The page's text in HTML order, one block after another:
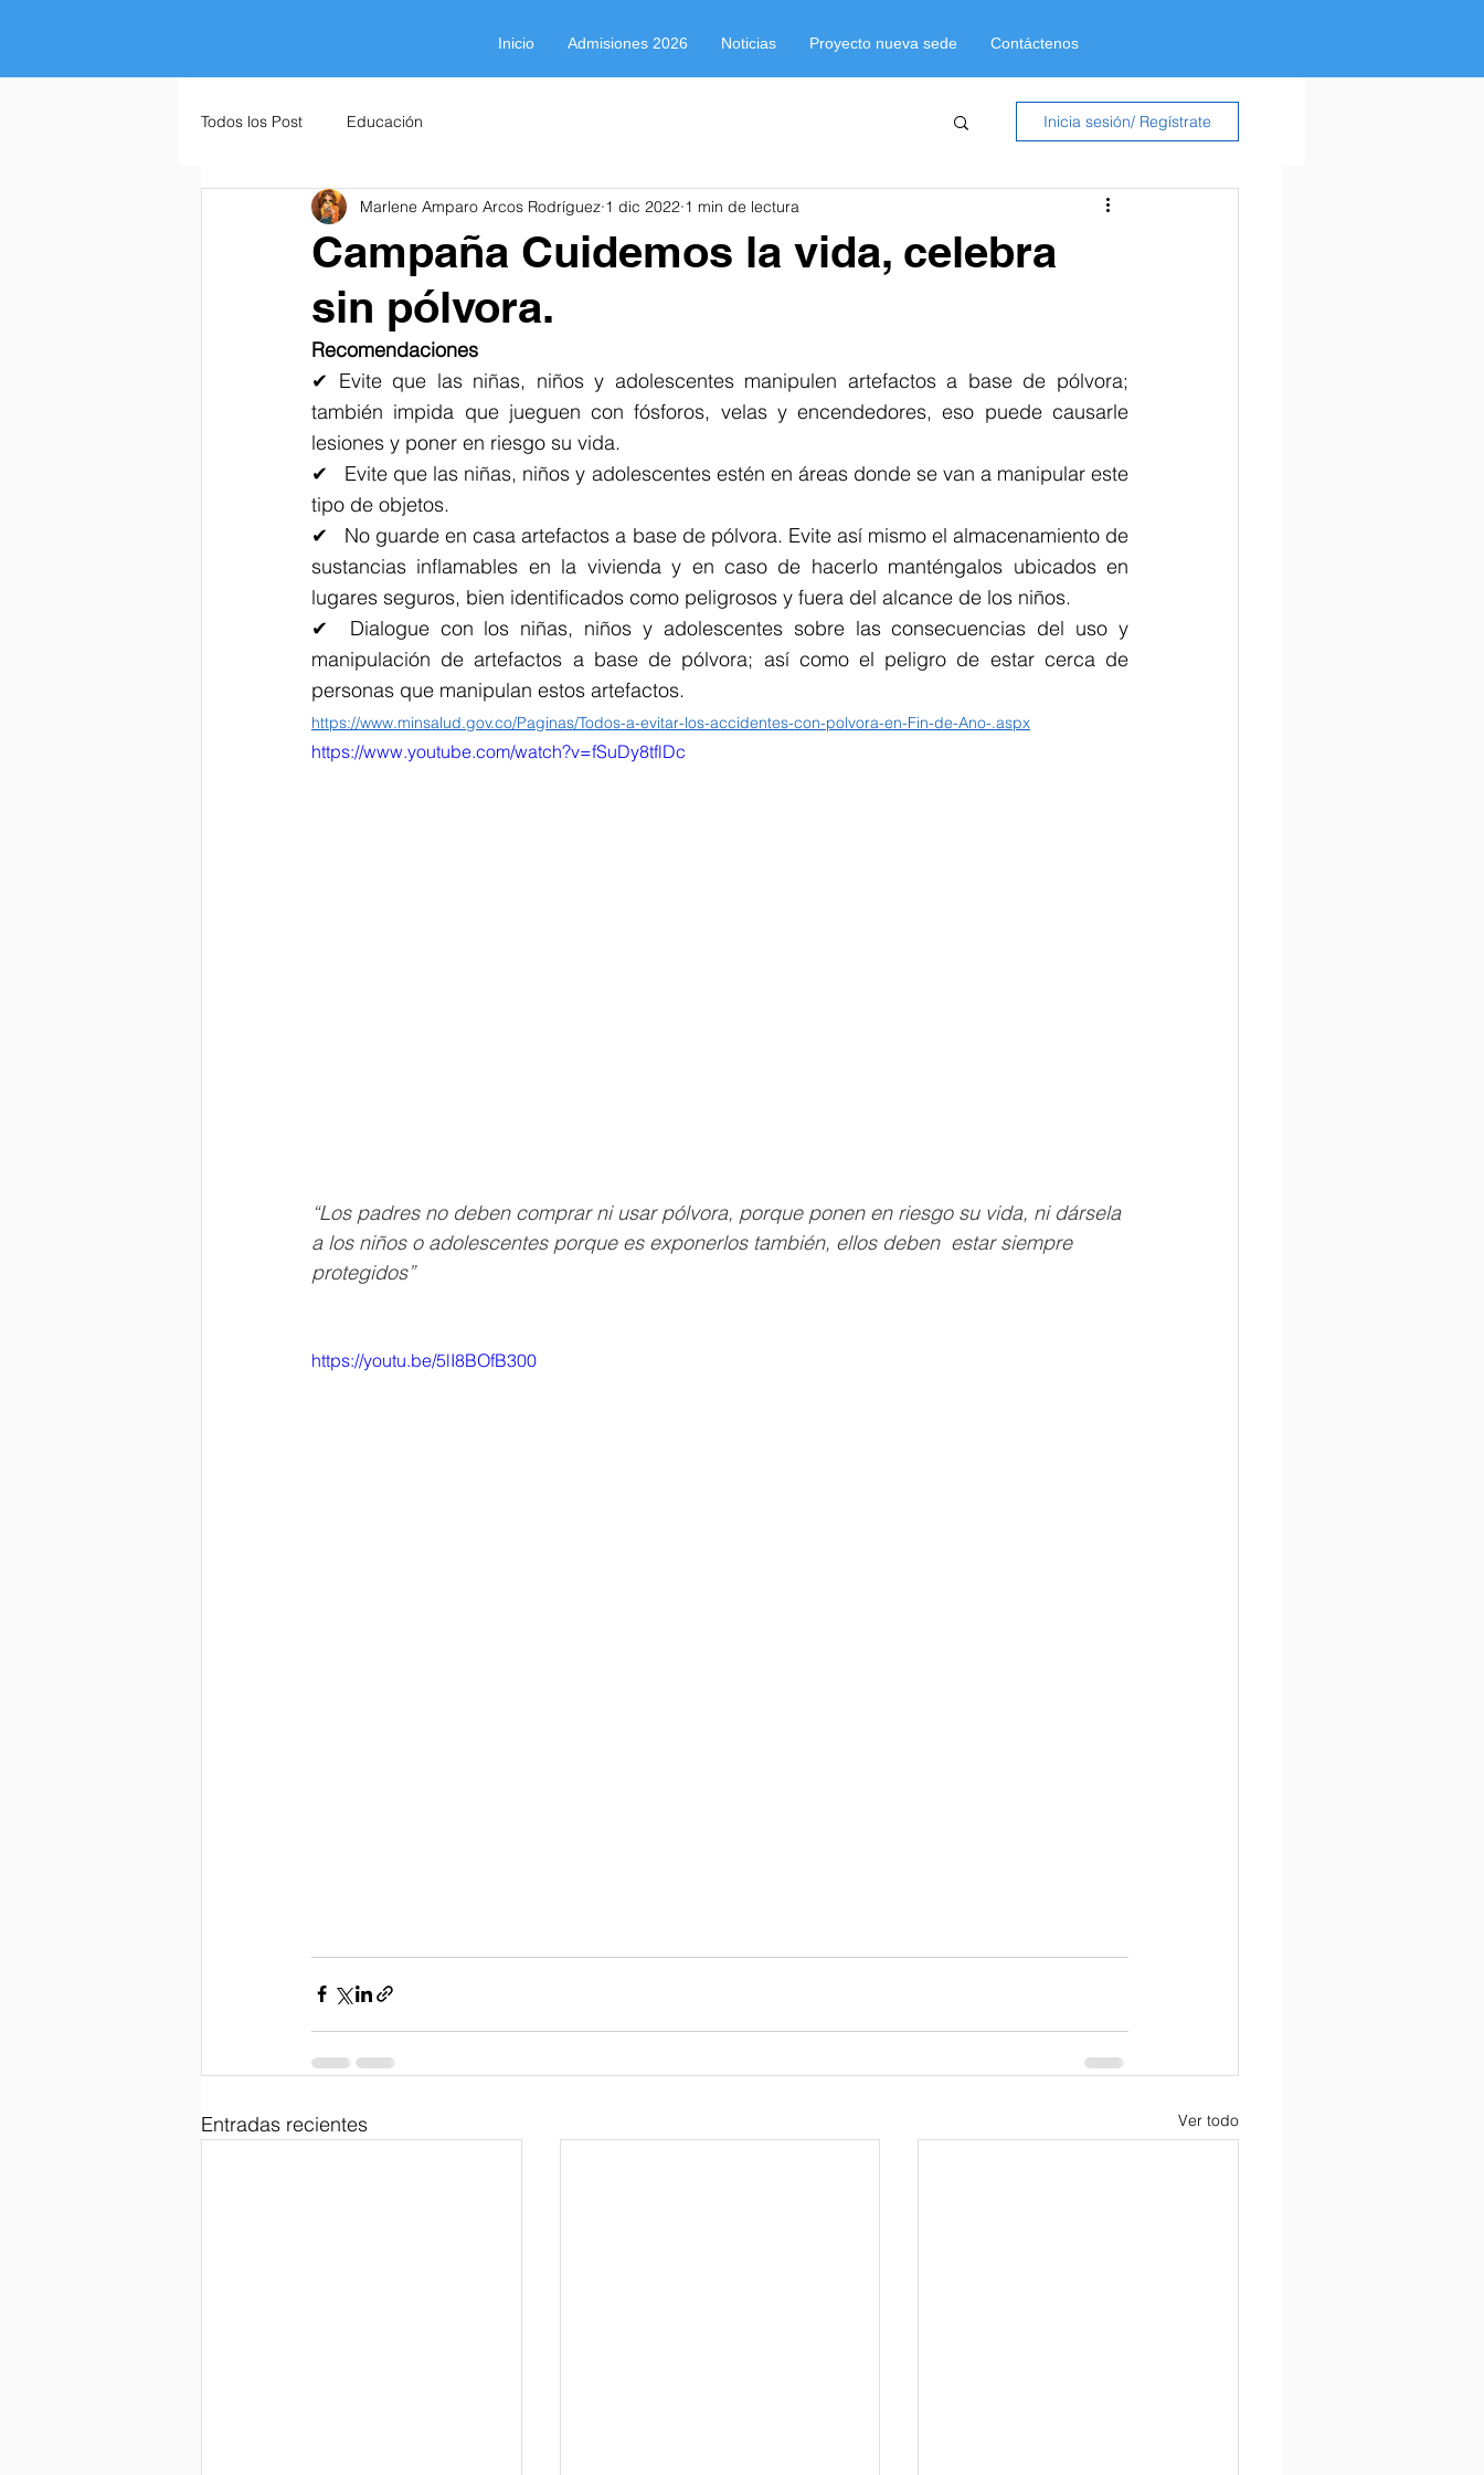
Inicio Admisiones 2026 Noticias Proyecto nueva sede Contáctenos
Todos los Post Educación Inicia sesión/ Regístrate
Campaña Cuidemos la vida, celebra
sin pólvora.
Marlene Amparo Arcos Rodríguez 1 dic 2022 1 min de lectura
Recomendaciones
✔ Evite que las niñas, niños y adolescentes manipulen artefactos a base de pólvora;
también impida que jueguen con fósforos, velas y encendedores, eso puede causarle
lesiones y poner en riesgo su vida.
✔   Evite que las niñas, niños y adolescentes estén en áreas donde se van a manipular este
tipo de objetos.
✔   No guarde en casa artefactos a base de pólvora. Evite así mismo el almacenamiento de
sustancias inflamables en la vivienda y en caso de hacerlo manténgalos ubicados en
lugares seguros, bien identificados como peligrosos y fuera del alcance de los niños.
✔  Dialogue con los niñas, niños y adolescentes sobre las consecuencias del uso y
manipulación de artefactos a base de pólvora; así como el peligro de estar cerca de
personas que manipulan estos artefactos.
https://www.minsalud.gov.co/Paginas/Todos-a-evitar-los-accidentes-con-polvora-en-Fin-de-Ano-.aspx
https://www.youtube.com/watch?v=fSuDy8tflDc
“Los padres no deben comprar ni usar pólvora, porque ponen en riesgo su vida, ni dársela
a los niños o adolescentes porque es exponerlos también, ellos deben  estar siempre
protegidos”
https://youtu.be/5lI8BOfB300
Entradas recientes Ver todo